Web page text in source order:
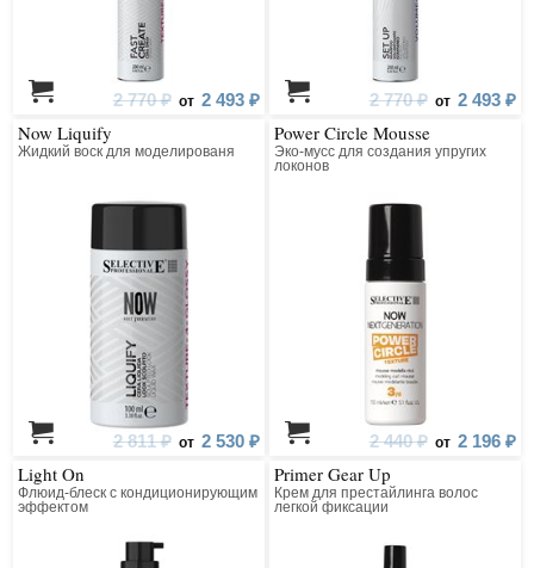
2 770 ₽ от 2 493 ₽ 2 770 ₽ от 2 493 ₽
Now Liquify
Жидкий воск для моделированя
2 811 ₽ от 2 530 ₽
Power Circle Mousse
Эко-мусс для создания упругих
локонов
2 440 ₽ от 2 196 ₽
Light On
Флюид-блеск с кондиционирующим
эффектом
Primer Gear Up
Крем для престайлинга волос
легкой фиксации